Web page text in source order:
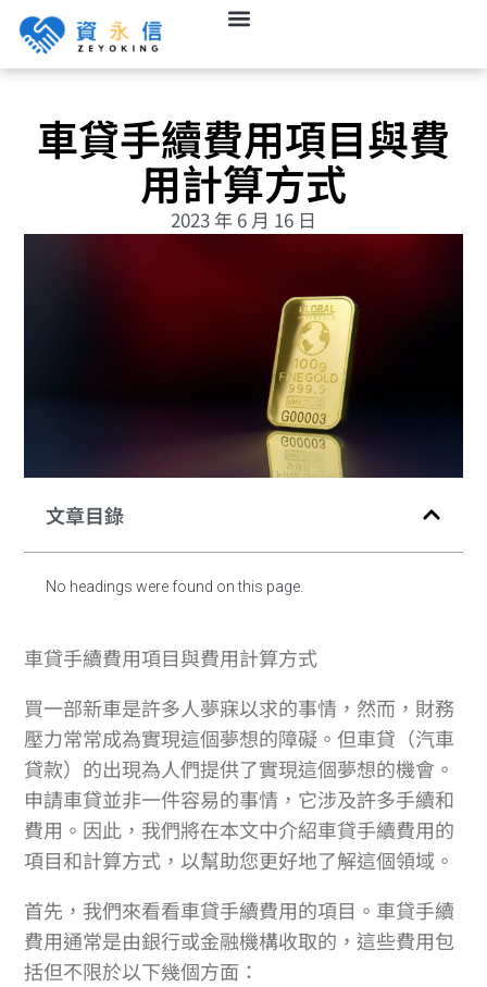
車貸手續費用項目與費
用計算方式
2023 年 6 月 16 日
文章目錄
No headings were found on this page.
車貸手續費用項目與費用計算方式
買一部新車是許多人夢寐以求的事情，然而，財務
壓力常常成為實現這個夢想的障礙。但車貸（汽車
貸款）的出現為人們提供了實現這個夢想的機會。
申請車貸並非一件容易的事情，它涉及許多手續和
費用。因此，我們將在本文中介紹車貸手續費用的
項目和計算方式，以幫助您更好地了解這個領域。
首先，我們來看看車貸手續費用的項目。車貸手續
費用通常是由銀行或金融機構收取的，這些費用包
括但不限於以下幾個方面：